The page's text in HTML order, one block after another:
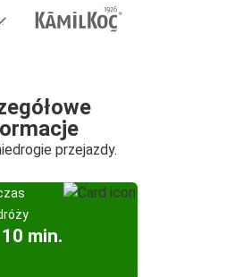
przejazdy.
min.